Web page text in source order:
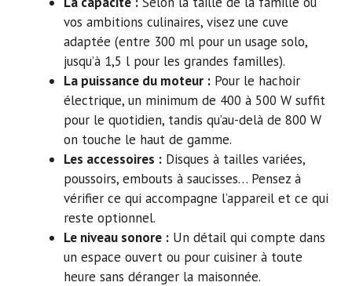
vos ambitions culinaires, visez une cuve
adaptée (entre 300 ml pour un usage solo,
jusqu’à 1,5 l pour les grandes familles).
La puissance du moteur : Pour le hachoir
électrique, un minimum de 400 à 500 W suffit
pour le quotidien, tandis qu’au-delà de 800 W
on touche le haut de gamme.
Les accessoires : Disques à tailles variées,
poussoirs, embouts à saucisses… Pensez à
vérifier ce qui accompagne l’appareil et ce qui
reste optionnel.
Le niveau sonore : Un détail qui compte dans
un espace ouvert ou pour cuisiner à toute
heure sans déranger la maisonnée.